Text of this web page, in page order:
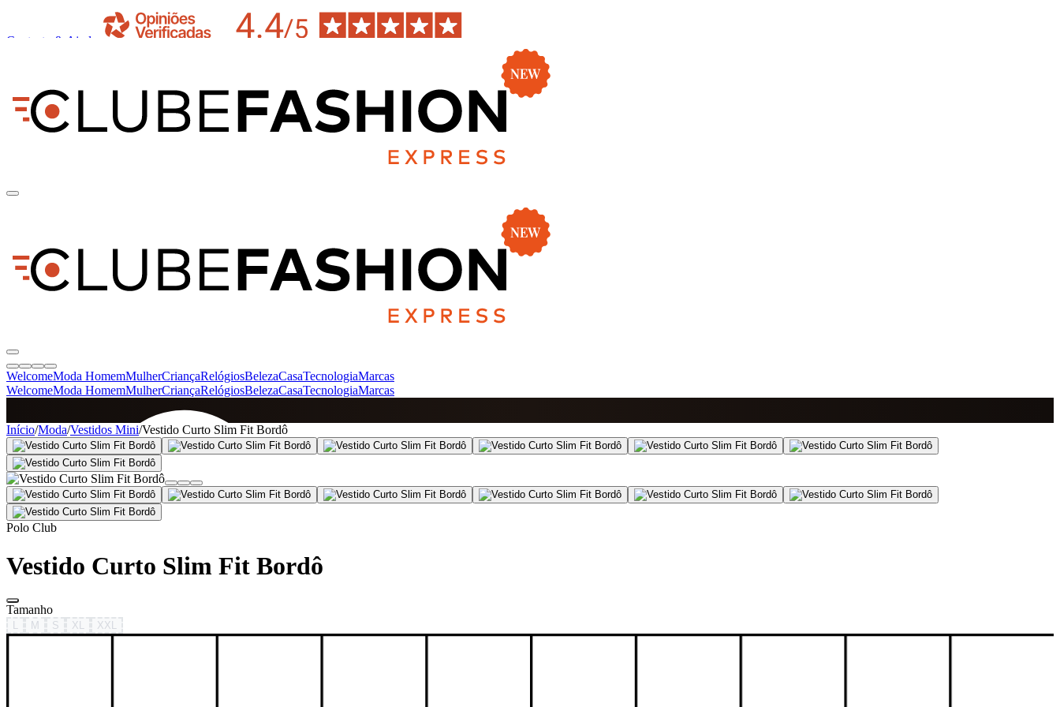
Contacto & Ajuda
WelcomeModa HomemMulherCriançaRelógiosBelezaCasaTecnologiaMarcas
WelcomeModa HomemMulherCriançaRelógiosBelezaCasaTecnologiaMarcas
SINCE 2005
+de 36.000 reviews
Início/Moda/Vestidos Mini/Vestido Curto Slim Fit Bordô
Polo Club
Vestido Curto Slim Fit Bordô
Tamanho
M S XL XXL